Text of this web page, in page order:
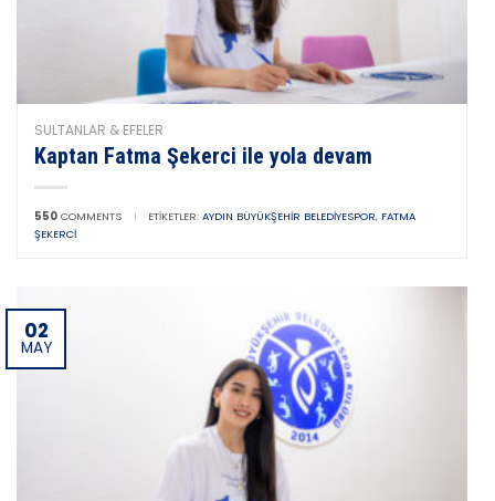
SULTANLAR & EFELER
Kaptan Fatma Şekerci ile yola devam
550 COMMENTS | ETIKETLER: AYDIN BÜYÜKŞEHIR BELEDIYESPOR, FATMA
ŞEKERCI
02
MAY